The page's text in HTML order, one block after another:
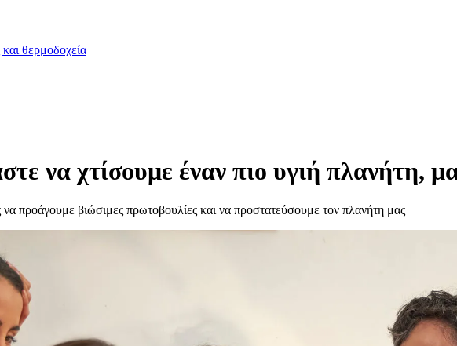
θερμοδοχεία
να χτίσουμε έναν πιο υγιή πλανήτη,
να προάγουμε βιώσιμες πρωτοβουλίες και να προστατεύσουμε τον πλανήτη μας